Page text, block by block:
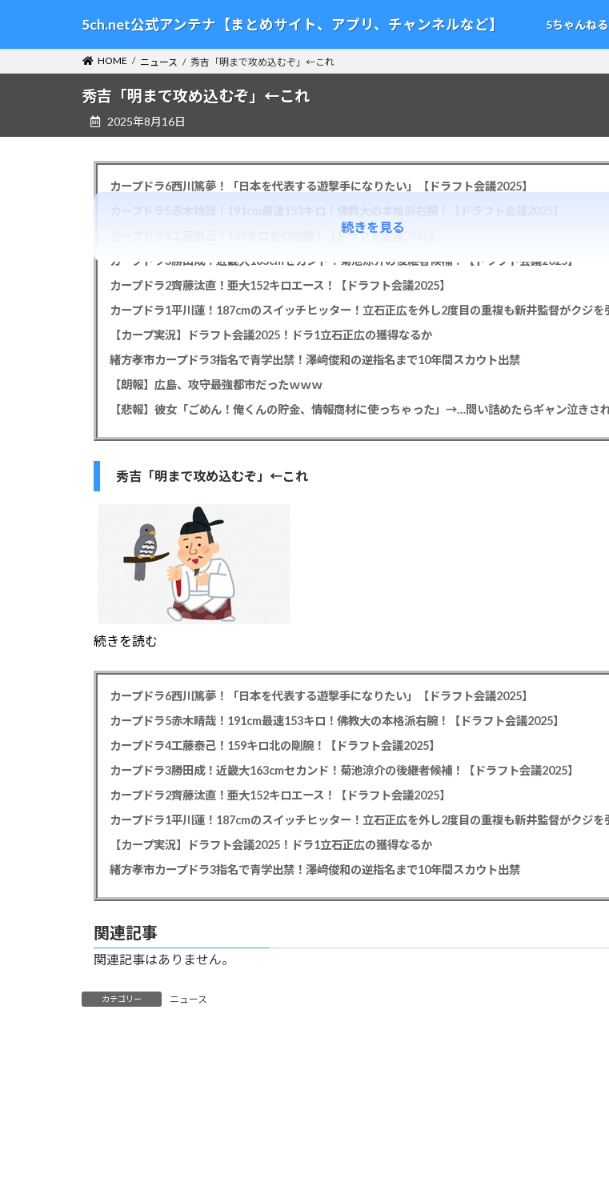
テ
ゲ
5ch.net公式アンテナ【まとめサイト、アプリ、チャンネルなど】 5ちゃんねる
HOME ニュース 秀吉「明まで攻め込むぞ」←これ
秀吉「明まで攻め込むぞ」←これ
2025年8月16日
カープドラ6西川篤夢！「日本を代表する遊撃手になりたい」【ドラフト会議2025】
カープドラ4工藤泰己！159キロ北の剛腕！【ドラフト会議2025】
カープドラ3勝田成！近畿大163cmセカンド！菊池涼介の後継者候補！【ドラフト会議2025】
カープドラ2齊藤汰直！亜大152キロエース！【ドラフト会議2025】
【カープ実況】ドラフト会議2025！ドラ1立石正広の獲得なるか
緒方孝市カープドラ3指名で青学出禁！澤﨑俊和の逆指名まで10年間スカウト出禁
【朗報】広島、攻守最強都市だったｗｗｗ
秀吉「明まで攻め込むぞ」←これ
続きを読む
続きを見る
カープドラ6西川篤夢！「日本を代表する遊撃手になりたい」【ドラフト会議2025】
カープドラ5赤木晴哉！191cm最速153キロ！佛教大の本格派右腕！【ドラフト会議2025】
カープドラ4工藤泰己！159キロ北の剛腕！【ドラフト会議2025】
カープドラ3勝田成！近畿大163cmセカンド！菊池涼介の後継者候補！【ドラフト会議2025】
カープドラ2齊藤汰直！亜大152キロエース！【ドラフト会議2025】
【カープ実況】ドラフト会議2025！ドラ1立石正広の獲得なるか
緒方孝市カープドラ3指名で青学出禁！澤﨑俊和の逆指名まで10年間スカウト出禁
関連記事
関連記事はありません。
カテゴリー ニュース